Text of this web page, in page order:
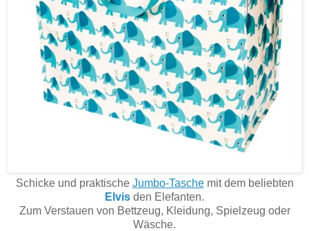
Schicke und praktische Jumbo-Taschemit dem beliebten
Elvis den Elefanten.
Zum Verstauen von Bettzeug, Kleidung, Spielzeug oder
Wäsche.